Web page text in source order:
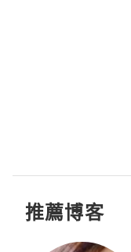
推薦博客